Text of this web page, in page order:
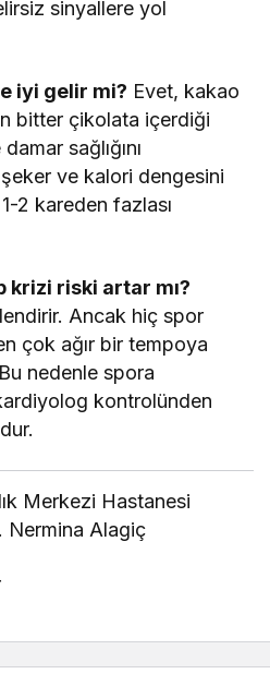
sinyallere yol
iyi gelir mi? Evet, kakao
bitter çikolata içerdiği
sağlığını
ve kalori dengesini
2 kareden fazlası
krizi riski artar mı?
Ancak hiç spor
çok ağır bir tempoya
nedenle spora
kontrolünden
Merkezi Hastanesi
Nermina Alagiç